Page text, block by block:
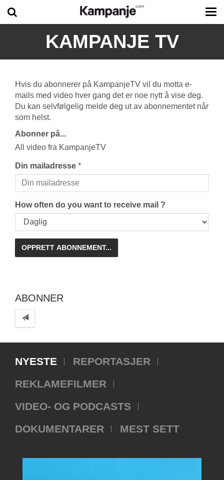
KAMPANJE TV
Hvis du abonnerer på KampanjeTV vil du motta e-
mails med video hver gang det er noe nytt å vise deg.
Du kan selvfølgelig melde deg ut av abonnementet når
som helst.
Abonner på...
All video fra KampanjeTV
Din mailadresse *
How often do you want to receive mail ?
ABONNER
NYESTE
REPORTASJER
REKLAMEFILMER
VIDEO- OG PODCASTS
DOKUMENTARER
MEST SETT